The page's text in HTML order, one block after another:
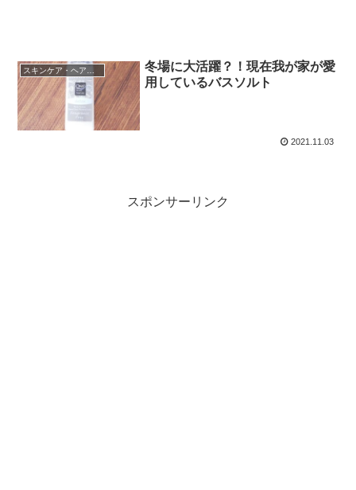
冬場に大活躍？！現在我が家が愛
用しているバスソルト
2021.11.03
スポンサーリンク